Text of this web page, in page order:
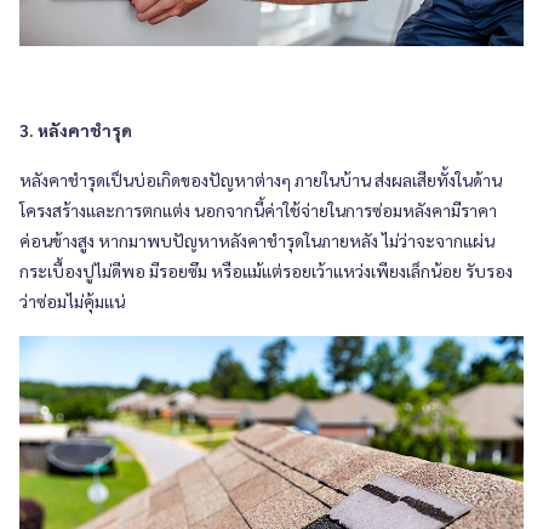
3. หลังคาชำรุด
หลังคาชำรุดเป็นบ่อเกิดของปัญหาต่างๆ ภายในบ้าน ส่งผลเสียทั้งในด้าน
โครงสร้างและการตกแต่ง นอกจากนี้ค่าใช้จ่ายในการซ่อมหลังคามีราคา
ค่อนข้างสูง หากมาพบปัญหาหลังคาชำรุดในภายหลัง ไม่ว่าจะจากแผ่น
กระเบื้องปูไม่ดีพอ มีรอยซึม หรือแม้แต่รอยเว้าแหว่งเพียงเล็กน้อย รับรอง
ว่าซ่อมไม่คุ้มแน่